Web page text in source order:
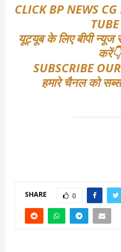
CLICK BP NEWS
यूट्यूब के लिए बीपी न्यूज
करें👇
SUBSCRIBE
हमारे चैनल को
SHARE 0